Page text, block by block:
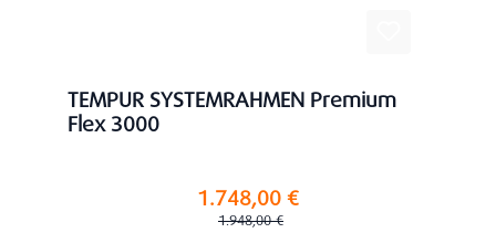
TEMPUR SYSTEMRAHMEN Premium
Flex 3000
Verkaufspreis:1.748,00 €
Regulärer Preis:
1.948,00 €